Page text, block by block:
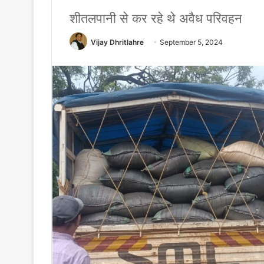
शीतलपानी से कर रहे थे अवैध परिवहन
Vijay Dhritlahre September 5, 2024